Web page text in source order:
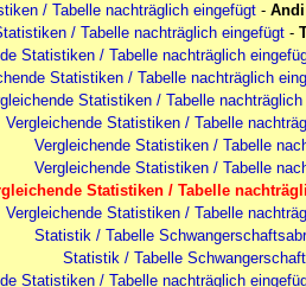
/ Tabelle nachträglich eingefügt - Andi
/ Tabelle nachträglich eingefügt -
Statistiken / Tabelle nachträglich
Statistiken / Tabelle nachträglich
Statistiken / Tabelle
Vergleichende Statistiken / Tabelle
Vergleichende Statistiken / Tabelle
Vergleichende Statistiken / Tabelle
Statistiken / Tabelle
Vergleichende Statistiken / Tabelle
Statistik / Tabelle
Statistik / Tabelle
Statistiken / Tabelle nachträglich